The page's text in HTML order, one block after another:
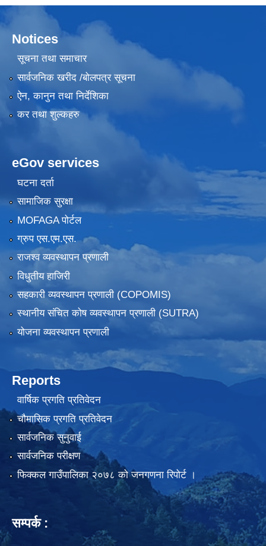
Notices
सूचना तथा समाचार
सार्वजनिक खरीद /बोलपत्र सूचना
ऐन, कानुन तथा निर्देशिका
कर तथा शुल्कहरु
eGov services
घटना दर्ता
सामाजिक सुरक्षा
MOFAGA पोर्टल
ग्रुप एस.एम.एस.
राजश्व व्यवस्थापन प्रणाली
विधुतीय हाजिरी
सहकारी व्यवस्थापन प्रणाली (COPOMIS)
स्थानीय संचित कोष व्यवस्थापन प्रणाली (SUTRA)
योजना व्यवस्थापन प्रणाली
Reports
वार्षिक प्रगति प्रतिवेदन
चौमासिक प्रगति प्रतिवेदन
सार्वजनिक सुनुवाई
सार्वजनिक परीक्षण
फिक्कल गाउँपालिका २०७८ को जनगणना रिपोर्ट ।
सम्पर्क :